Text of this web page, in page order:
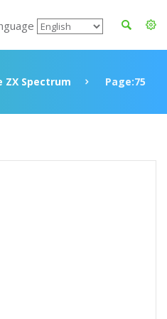
Spectrum Page:75